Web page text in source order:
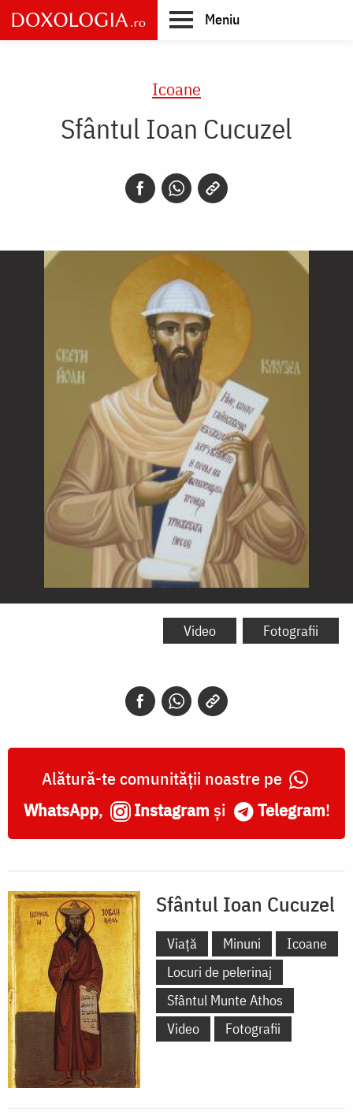
Skip
to
main
Meniu
Icoane
Sfântul Ioan Cucuzel
Sfântul
Video Fotografii
Alătură-te comunității noastre pe
WhatsApp, Instagram și Telegram!
Sfântul Ioan Cucuzel
Viață Minuni
Icoane
Locuri de pelerinaj
Sfântul Munte Athos
Video
Fotografii